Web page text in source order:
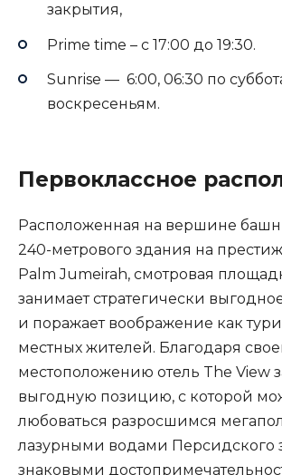
закрытия,
Рrime time – с 17:00 до 19:30.
Sunrise — 6:00, 06:30 по
воскресеньям.
Первоклассное
Расположенная на вершине
240-метрового здания на
Palm Jumeirah, смотровая
занимает стратегически
и поражает воображение как
местных жителей. Благодаря
местоположению отель The View
выгодную позицию, с которой
любоваться разросшимся
лазурными водами Персидского
знаковыми